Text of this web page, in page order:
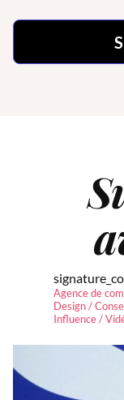
Agence de
Design /
Influence /